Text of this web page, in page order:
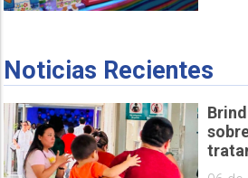
Noticias Recientes